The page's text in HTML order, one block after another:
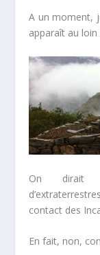
A un moment,
apparaît au
On dirait
contact des
En fait, non,